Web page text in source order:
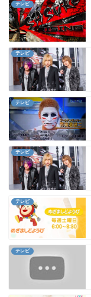
テレビ
テレビ
テレビ
テレビ
テレビ
テレビ